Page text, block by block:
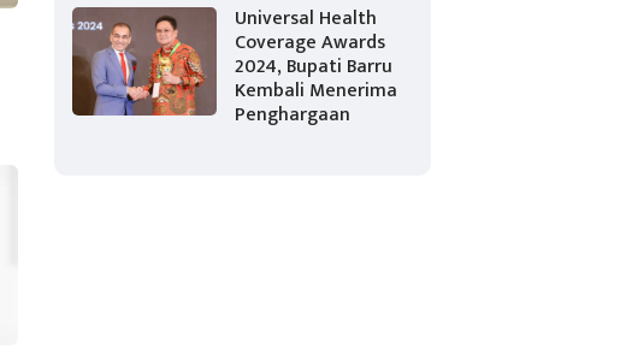
Universal Health
Coverage Awards
2024, Bupati Barru
Kembali Menerima
Penghargaan